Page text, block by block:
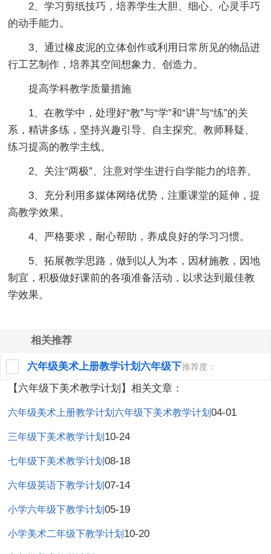
2、学习剪纸技巧，培养学生大胆、细心、心灵手巧
的动手能力。
3、通过橡皮泥的立体创作或利用日常所见的物品进
行工艺制作，培养其空间想象力、创造力。
提高学科教学质量措施
1、在教学中，处理好“教”与“学”和“讲”与“练”的关
系，精讲多练，坚持兴趣引导、自主探究、教师释疑、
练习提高的教学主线。
2、关注“两极”、注意对学生进行自学能力的培养。
3、充分利用多媒体网络优势，注重课堂的延伸，提
高教学效果。
4、严格要求，耐心帮助，养成良好的学习习惯。
5、拓展教学思路，做到以人为本，因材施教，因地
制宜，积极做好课前的各项准备活动，以求达到最佳教
学效果。
六年级美术上册教学计划六年级下
美术教学计划
推荐度：
相关推荐
【六年级下美术教学计划】相关文章：
六年级美术上册教学计划六年级下美术教学计划04-01
三年级下美术教学计划 10-24
七年级下美术教学计划08-18
六年级英语下教学计划07-14
小学六年级下教学计划05-19
小学美术二年级下教学计划 10-20